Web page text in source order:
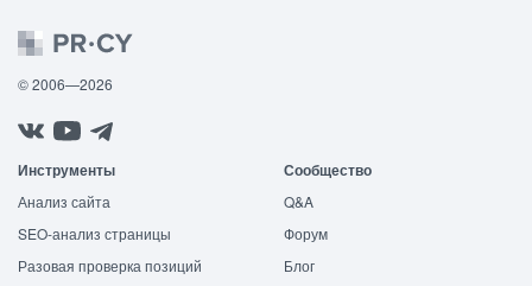
© 2006—2026
Инструменты
Анализ сайта
SEO-анализ страницы
Разовая проверка позиций
Сообщество
Q&A
Форум
Блог